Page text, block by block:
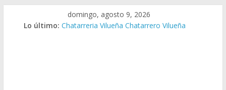
domingo, agosto 9, 2026
Lo último: Chatarreria Vilueña Chatarrero Vilueña